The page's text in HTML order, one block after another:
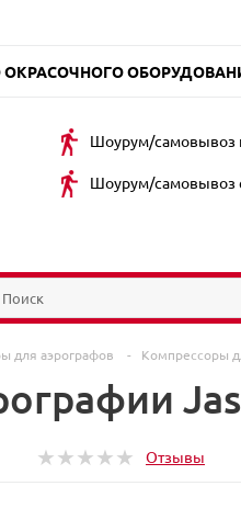
Шоурум/самовывоз
Шоурум/самовывоз
для аэрографов - Компрессоры
Отзывы